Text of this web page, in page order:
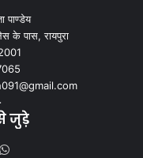
पाण्डेय
के पास, रायपुरा
जुड़े
WhatsApp